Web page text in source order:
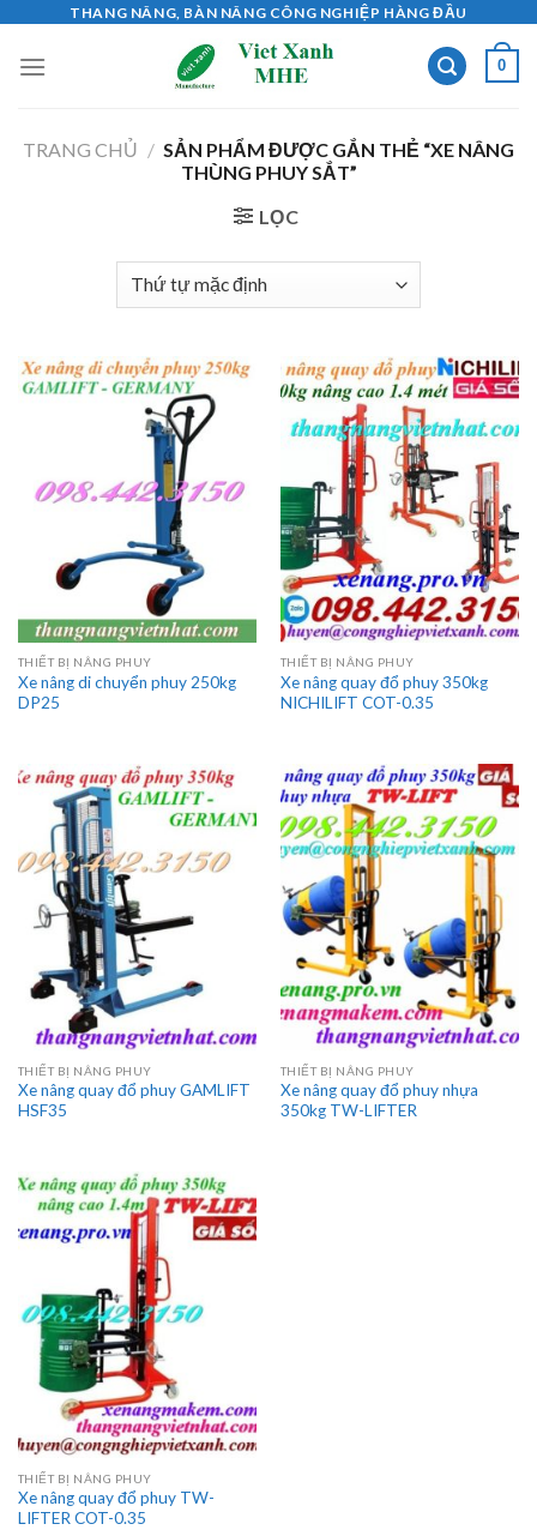
content
THANG NÂNG, BÀN NÂNG CÔNG NGHIỆP HÀNG ĐẦU
0
TRANG CHỦ / SẢN PHẨM ĐƯỢC GẮN THẺ “XE NÂNG
THÙNG PHUY SẮT”
LỌC
THIẾT BỊ NÂNG PHUY
Xe nâng di chuyển phuy 250kg
DP25
THIẾT BỊ NÂNG PHUY
Xe nâng quay đổ phuy 350kg
NICHILIFT COT-0.35
THIẾT BỊ NÂNG PHUY
Xe nâng quay đổ phuy GAMLIFT
HSF35
THIẾT BỊ NÂNG PHUY
Xe nâng quay đổ phuy nhựa
350kg TW-LIFTER
THIẾT BỊ NÂNG PHUY
Xe nâng quay đổ phuy TW-
LIFTER COT-0.35